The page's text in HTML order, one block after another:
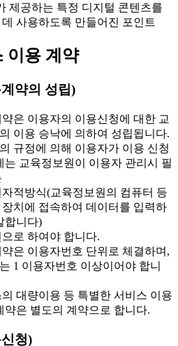
제공하는 특정 디지털 콘텐츠를
사용하도록 만들어진 포인트
이용 계약
약의 성립)
은 이용자의 이용신청에 대한 교
이용 승낙에 의하여 성립됩니다.
규정에 의해 이용자가 이용 신청
는 교육정보원이 이용자 관리시 필
적방식(교육정보원의 컴퓨터 등
치에 접속하여 데이터를 입력하
합니다)
로 하여야 합니다.
은 이용자번호 단위로 체결하며,
1 이용자번호 이상이어야 합니
대량이용 등 특별한 서비스 이용
약은 별도의 계약으로 합니다.
청)